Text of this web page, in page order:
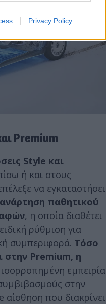
Privacy Policy
Premium
Style και
ή και στους
να εγκαταστήσει
παθητικού
, η οποία διαθέτει
ρύθμιση για
συμπεριφορά. Τόσο
στην Premium, η
εμπειρία
στην
που διακρίνει